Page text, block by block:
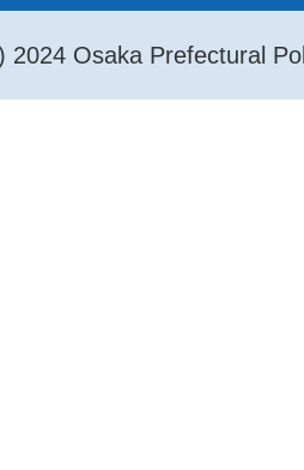
2024 Osaka Prefectural